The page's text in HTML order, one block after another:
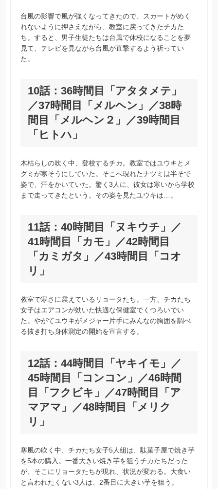
台風の影響で風が強くなってきたので、スカートがめく
れないように押さえながら、教室に戻ってきたチカた
ち。すると、男子生徒たちは台風で休校になることを夢
見て、テレビを見ながら台風が直撃するよう祈ってい
た。
10話：36時間目「アタタメテ」
／37時間目「メルヘン」／38時
間目「メルヘン２」／39時間目
「ヒトハ」
木枯らしの吹く中、登校するチカ。教室ではユウキとメ
グミが寒そうにしていた。そこへ現れたナツミは半そで
姿で、汗をかいていた。驚く3人に、彼女は寒いから学校
まで走ってきたという。その姿を見たユウキは…。
11話：40時間目「ヌキウチ」／
41時間目「カモ」／42時間目
「カミガタ」／43時間目「コオ
リ」
教室で寒さに震えているリョータたち。一方、チカたち
女子はエアコンが効いた快適な保健室でくつろいでい
た。やがてユウキがメジャー片手にみんなの胸囲を調べ
る抜き打ち身体測定の開始を宣言する。
12話：44時間目「ヤキイモ」／
45時間目「コンコン」／46時間
目「フクビキ」／47時間目「ア
マアマ」／48時間目「メリク
リ」
寒風の吹く中、チカたち女子5人組は、駄菓子屋で焼き芋
を5本の購入。一番大きい焼き芋を狙うチカたちだった
が、そこにリョータたちが現れ、状況が変わる。大食い
と言われたくない3人は、2番目に大きい芋を狙う。